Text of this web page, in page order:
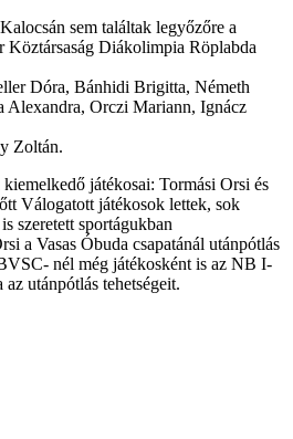
sem találtak legyőzőre a
Diákolimpia Röplabda
Dóra, Bánhidi Brigitta, Németh
Alexandra, Orczi Mariann, Ignácz
Zoltán.
játékosai: Tormási Orsi és
Válogatott játékosok lettek, sok
szeretett sportágukban
a Vasas Óbuda csapatánál utánpótlás
nél még játékosként is az NB I-
utánpótlás tehetségeit.